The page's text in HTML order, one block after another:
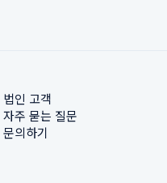
법인 고객
자주 묻는 질문
문의하기